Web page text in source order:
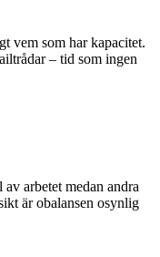
vem som har kapacitet.
– tid som ingen
arbetet medan andra
är obalansen osynlig